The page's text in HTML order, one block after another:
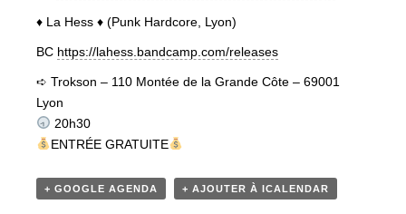
♦ La Hess ♦ (Punk Hardcore, Lyon)
BC https://lahess.bandcamp.com/releases
➪ Trokson – 110 Montée de la Grande Côte – 69001
Lyon
20h30
ENTRÉE GRATUITE
+ GOOGLE AGENDA + AJOUTER À ICALENDAR